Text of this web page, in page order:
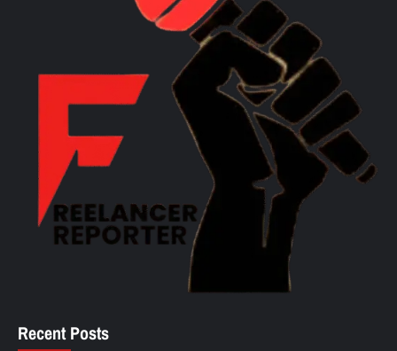
Recent Posts